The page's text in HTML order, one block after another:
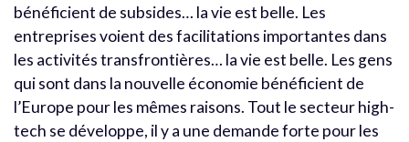
bénéficient de subsides… la vie est belle. Les
entreprises voient des facilitations importantes dans
les activités transfrontières… la vie est belle. Les gens
qui sont dans la nouvelle économie bénéficient de
l’Europe pour les mêmes raisons. Tout le secteur high-
tech se développe, il y a une demande forte pour les